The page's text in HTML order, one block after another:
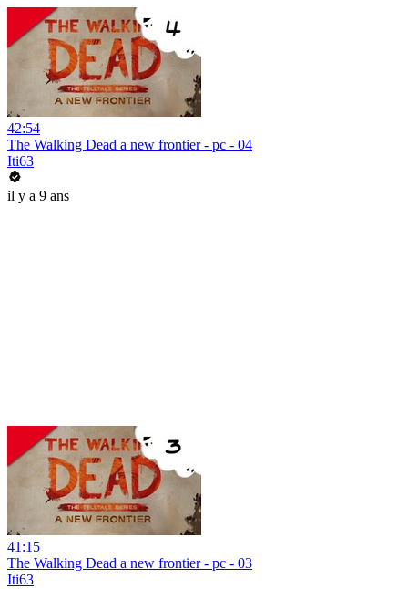
42:54
The Walking Dead a new frontier - pc - 04
Iti63
il y a 9 ans
41:15
The Walking Dead a new frontier - pc - 03
Iti63